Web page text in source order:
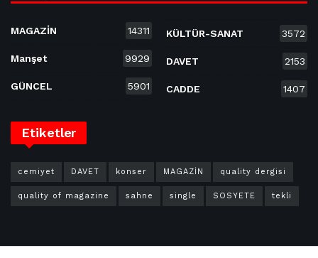
MAGAZİN 14311
Manşet 9929
GÜNCEL 5901
KÜLTÜR-SANAT 3572
DAVET 2153
CADDE 1407
Etiketler
cemiyet DAVET konser MAGAZİN quality dergisi
quality of magazine sahne single SOSYETE tekli